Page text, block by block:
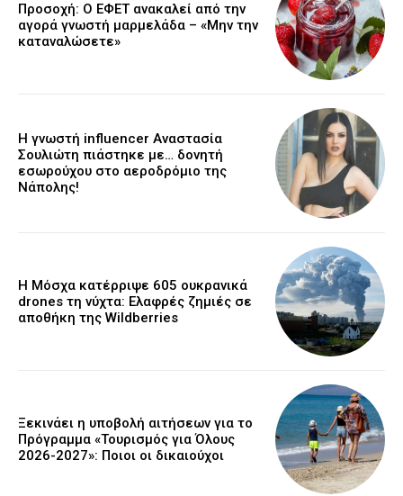
Προσοχή: Ο ΕΦΕΤ ανακαλεί από την
αγορά γνωστή μαρμελάδα – «Μην την
καταναλώσετε»
Η γνωστή influencer Αναστασία
Σουλιώτη πιάστηκε με… δονητή
εσωρούχου στο αεροδρόμιο της
Νάπολης!
Η Μόσχα κατέρριψε 605 ουκρανικά
drones τη νύχτα: Ελαφρές ζημιές σε
αποθήκη της Wildberries
Ξεκινάει η υποβολή αιτήσεων για το
Πρόγραμμα «Τουρισμός για Όλους
2026-2027»: Ποιοι οι δικαιούχοι